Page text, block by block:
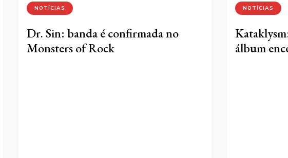
NOTÍCIAS
Dr. Sin: banda é confirmada no
Monsters of Rock
NOTÍCIAS
álbum